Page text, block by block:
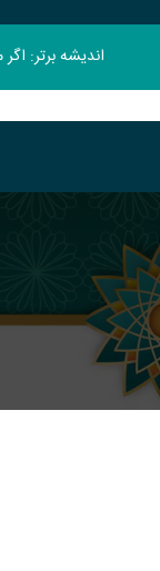
اندیشه برتر: